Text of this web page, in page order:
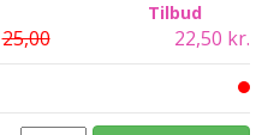
Tilbud
25,00 22,50 kr.